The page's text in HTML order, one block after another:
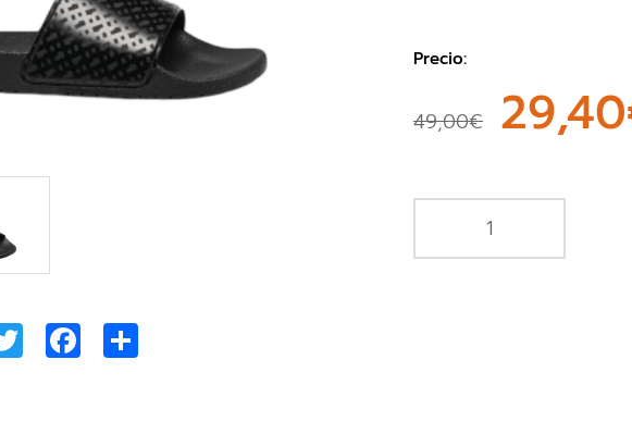
Twitter Facebook
Precio:
49,00€